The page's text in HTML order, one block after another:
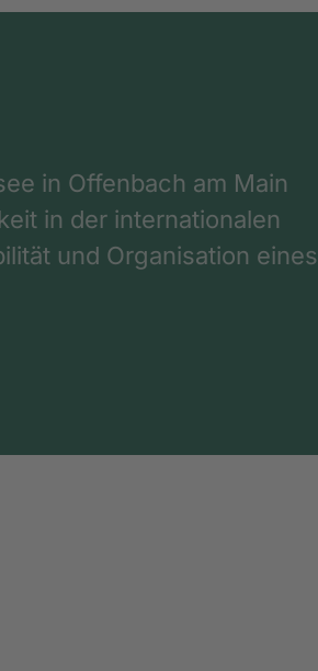
in Offenbach am Main
in der internationalen
und Organisation eines